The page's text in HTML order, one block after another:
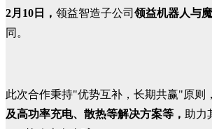
2月10日， 领益智造子公司 领益机器人与
同。
此次合作秉持"优势互补，长期共赢"原则
及高功率充电、散热等解决方案等， 助力